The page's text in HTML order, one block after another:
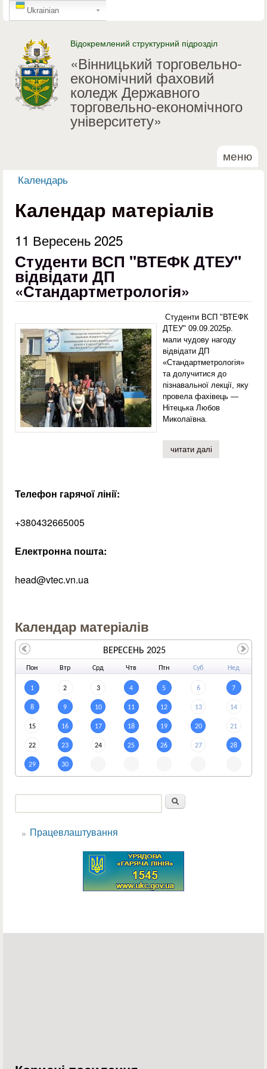
Перейти до основного
GTranslate
Ukrainian
Відокремлений структурний підрозділ
«Вінницький торговельно-
економічний фаховий
коледж Державного
торговельно-економічного
університету»
меню
Ви є тут
Календарь
Календар матеріалів
11 Вересень 2025
Студенти ВСП "ВТЕФК ДТЕУ"
відвідати ДП
«Стандартметрологія»
Студенти ВСП "ВТЕФК
ДТЕУ" 09.09.2025р.
мали чудову нагоду
відвідати ДП
«Стандартметрологія»
та долучитися до
пізнавальної лекції, яку
провела фахівець —
Нітецька Любов
Миколаївна.
читати далі
Телефон гарячої лінії:
+380432665005
Електронна пошта:
head@vtec.vn.ua
Календар матеріалів
Пон Втр Срд Чтв Птн Суб Нед
1 2 3 4 5 6 7
8 9 10 11 12 13 14
15 16 17 18 19 20 21
22 23 24 25 26 27 28
29 30
ВЕРЕСЕНЬ 2025
Пошукова форма
Працевлаштування